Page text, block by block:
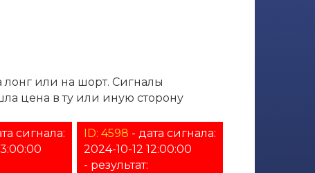
лонг или на шорт. Сигналы
цена в ту или иную сторону
сигнала:
ID: 4598 - дата сигнала:
2024-10-12 12:00:00
- результат: